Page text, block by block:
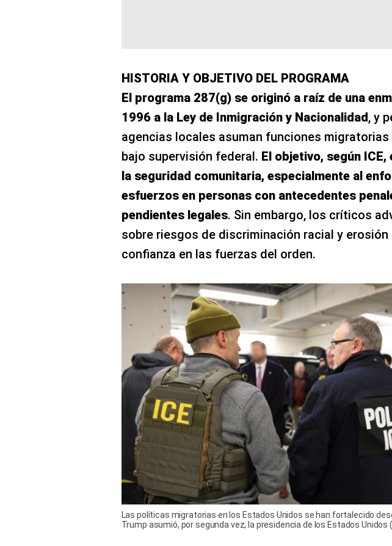
HISTORIA Y OBJETIVO DEL PROGRAMA
El programa 287(g) se originó a raíz de una
1996 a la Ley de Inmigración y Nacionalidad, y
agencias locales asuman funciones
bajo supervisión federal. El objetivo, según ICE,
la seguridad comunitaria, especialmente al
esfuerzos en personas con antecedentes
pendientes legales. Sin embargo, los críticos
sobre riesgos de discriminación racial y erosión
confianza en las fuerzas del orden.
Las políticas migratorias en los Estados Unidos se han fortalecido
Trump asumió, por segunda vez, la presidencia de los Estados Unidos